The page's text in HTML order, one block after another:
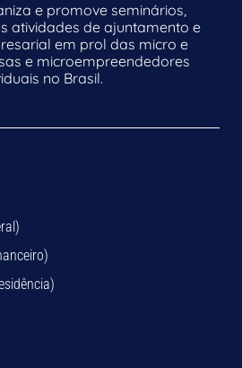
e promove seminários,
atividades de ajuntamento e
em prol das micro e
e microempreendedores
no Brasil.